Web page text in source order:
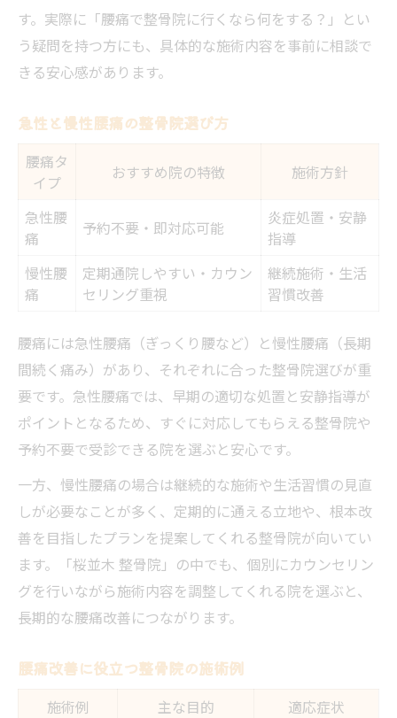
す。実際に「腰痛で整骨院に行くなら何をする？」とい
う疑問を持つ方にも、具体的な施術内容を事前に相談で
きる安心感があります。
急性と慢性腰痛の整骨院選び方
腰痛タ
イプ
おすすめ院の特徴 施術方針
急性腰
痛
予約不要・即対応可能
炎症処置・安静
指導
慢性腰
痛
定期通院しやすい・カウン
セリング重視
継続施術・生活
習慣改善
腰痛には急性腰痛（ぎっくり腰など）と慢性腰痛（長期
間続く痛み）があり、それぞれに合った整骨院選びが重
要です。急性腰痛では、早期の適切な処置と安静指導が
ポイントとなるため、すぐに対応してもらえる整骨院や
予約不要で受診できる院を選ぶと安心です。
一方、慢性腰痛の場合は継続的な施術や生活習慣の見直
しが必要なことが多く、定期的に通える立地や、根本改
善を目指したプランを提案してくれる整骨院が向いてい
ます。「桜並木 整骨院」の中でも、個別にカウンセリン
グを行いながら施術内容を調整してくれる院を選ぶと、
長期的な腰痛改善につながります。
腰痛改善に役立つ整骨院の施術例
施術例 主な目的 適応症状